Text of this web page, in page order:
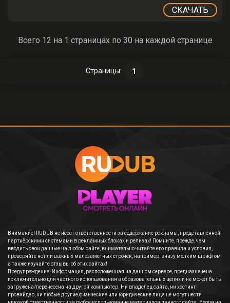
СКАЧАТЬ
Всего 12 на 1 страницах по 30 на каждой странице
Страницы: 1
Внимание! RUDUB не несет ответственности за содержание рекламы, представленной
партнёрскими системами в рекламных блоках и релизах! Помните, прежде, чем
вводить свои данные на любом сайте, внимательно читайте его правила и условия,
проверяйте нет ли важных малозаметных строчек, например, внизу мелким шрифтом
а также изучайте отзывы об этих сайтах!
Предупреждение! Информация, расположенная на данном сервере, предназначена
исключительно для частного использования в образовательных целях и не может быть
загружена/перенесена на другой компьютер. Ни владелец сайта, ни хостинг-
провайдер, ни любые другие физические или юридические лица не могут нести